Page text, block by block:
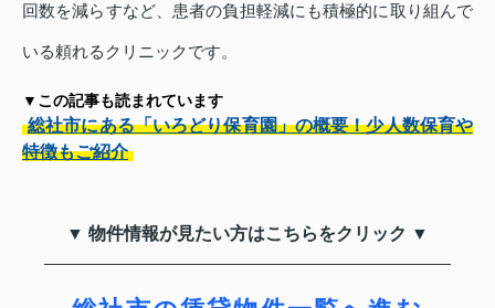
回数を減らすなど、患者の負担軽減にも積極的に取り組んで
いる頼れるクリニックです。
▼この記事も読まれています
総社市にある「いろどり保育園」の概要！少人数保育や
特徴もご紹介
▼ 物件情報が見たい方はこちらをクリック ▼